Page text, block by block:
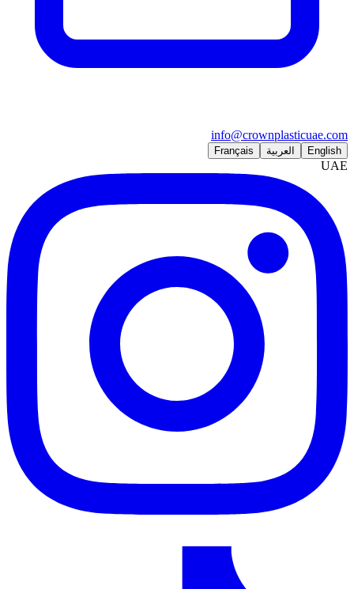
info@crownplasticuae.com
English العربية Français
UAE